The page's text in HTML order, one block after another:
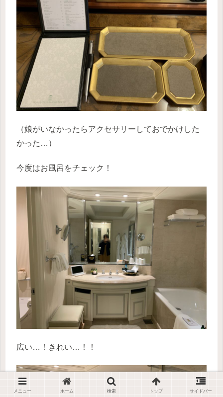
（娘がいなかったらアクセサリーしておでかけした
かった…）
今度はお風呂をチェック！
広い…！きれい…！！
メニュー ホーム 検索 トップ サイドバー